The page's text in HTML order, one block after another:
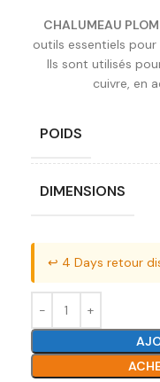
CHALUMEAU
outils essentiels
Ils sont utilisés
cuivre, en
POIDS
DIMENSIONS
↩️ 4 Days retour